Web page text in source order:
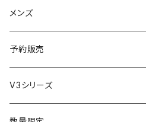
ラディアント
コテ／アイロン
美顔器／スチーマー
インナーケア（乳酸菌・腸内環境サポ
ドリンク
プロテイン
セット
メンズ
予約販売
V3シリーズ